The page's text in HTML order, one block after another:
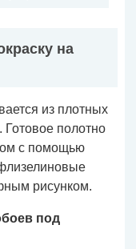
на
из плотных
Готовое полотно
с помощью
рисунком.
под